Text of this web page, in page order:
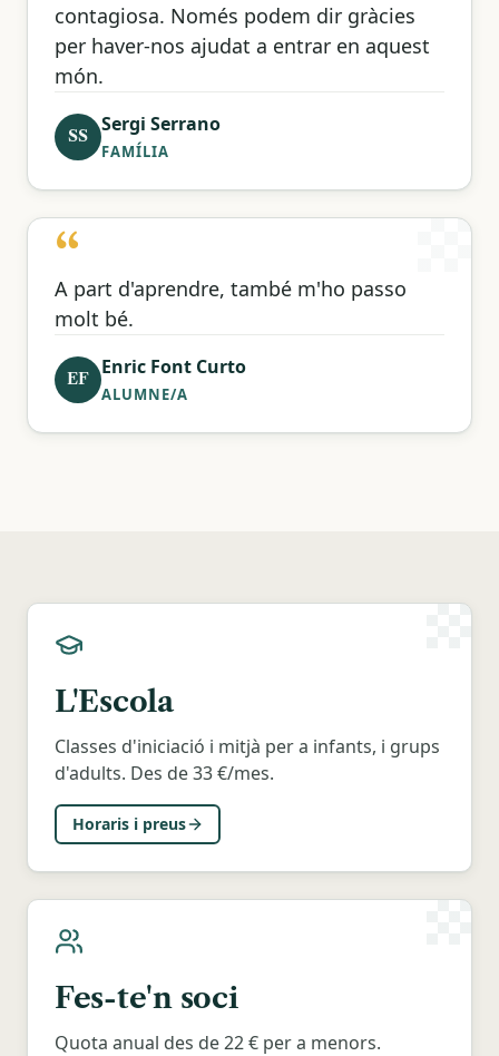
contagiosa. Només podem dir gràcies
per haver-nos ajudat a entrar en aquest
món.
SS Sergi Serrano
FAMÍLIA
“
A part d'aprendre, també m'ho passo
molt bé.
EF Enric Font Curto
ALUMNE/A
L'Escola
Classes d'iniciació i mitjà per a infants, i grups
d'adults. Des de 33 €/mes.
Horaris i preus
Fes-te'n soci
Quota anual des de 22 € per a menors.